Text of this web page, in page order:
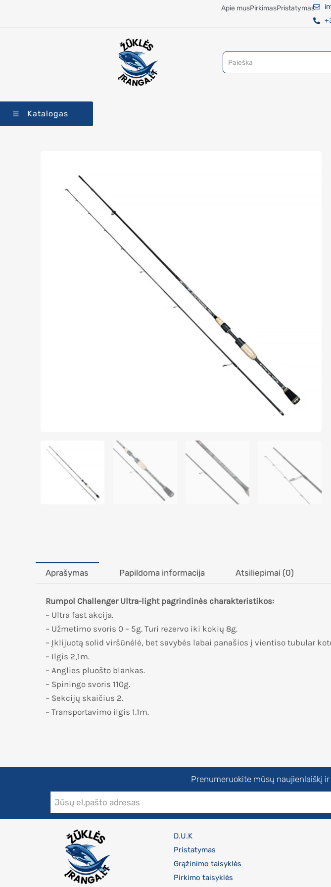
Apie musPirkimasPristatymas
Katalogas
Aprašymas Papildoma informacija Atsiliepimai (0)
Rumpol Challenger Ultra-light pagrindinės charakteristikos:
– Ultra fast akcija.
– Užmetimo svoris 0 – 5g. Turi rezervo iki kokių 8g.
– Įklijuotą solid viršūnėlė, bet savybės labai panašios į vientiso tubular
– Ilgis 2,1m.
– Anglies pluošto blankas.
– Spiningo svoris 110g.
– Sekcijų skaičius 2.
– Transportavimo ilgis 1.1m.
Prenumeruokite mūsų naujienlaiškį
D.U.K
Pristatymas
Grąžinimo taisyklės
Pirkimo taisyklės